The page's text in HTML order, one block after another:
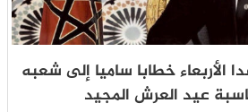
الأربعاء خطابا ساميا إلى شعبه
عيد العرش المجيد